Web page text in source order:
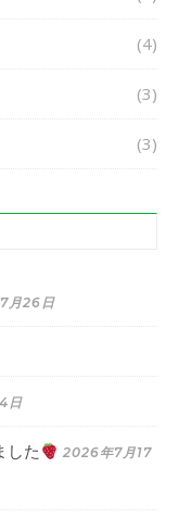
(4)
(3)
(3)
月26日
日
した 2026年7月17